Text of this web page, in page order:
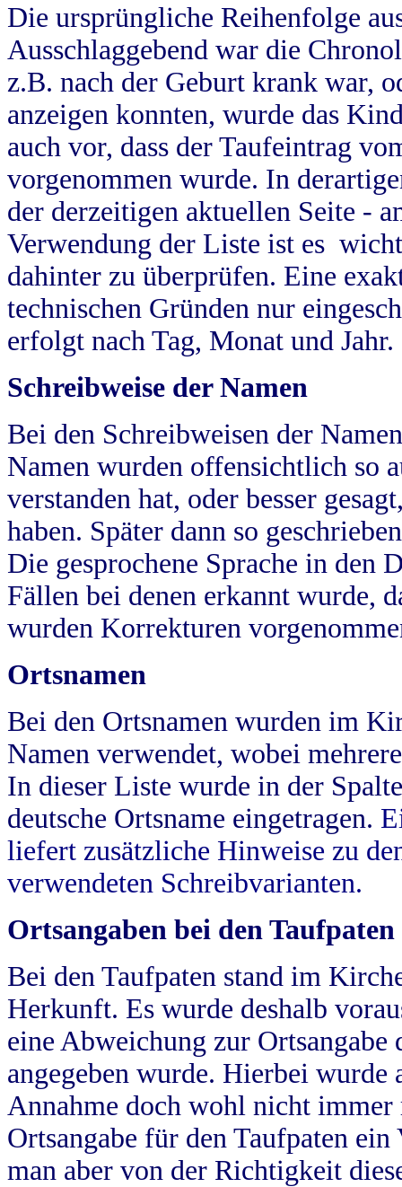
Die ursprüngliche Reihenfolge
Ausschlaggebend war die
z.B. nach der Geburt krank war,
anzeigen konnten, wurde das
auch vor, dass der Taufeintrag
vorgenommen wurde. In
der derzeitigen aktuellen Seite -
Verwendung der Liste ist es
dahinter zu überprüfen. Eine
technischen Gründen nur
erfolgt nach Tag, Monat und Jahr.
Schreibweise der Namen
Bei den Schreibweisen der
Namen wurden offensichtlich so
verstanden hat, oder besser
haben. Später dann so
Die gesprochene Sprache in
Fällen bei denen erkannt wurde,
wurden Korrekturen
Ortsnamen
Bei den Ortsnamen wurden im
Namen verwendet, wobei
In dieser Liste wurde in der
deutsche Ortsname eingetragen.
liefert zusätzliche Hinweise zu
verwendeten Schreibvarianten.
Ortsangaben bei den Taufpaten
Bei den Taufpaten stand im
Herkunft. Es wurde deshalb
eine Abweichung zur
angegeben wurde. Hierbei wurde
Annahme doch wohl nicht
Ortsangabe für den Taufpaten
man aber von der Richtigkeit